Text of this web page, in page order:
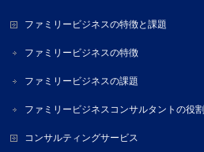
ファミリービジネスの特徴と課題
ファミリービジネスの特徴
ファミリービジネスの課題
ファミリービジネスコンサルタントの役割
コンサルティングサービス